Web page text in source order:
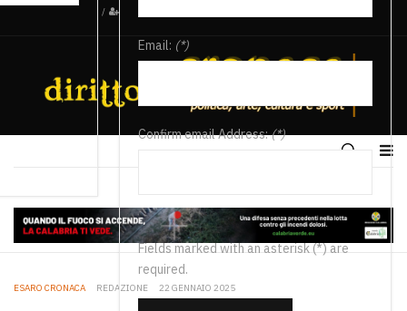
/
Email: (*)
Confirm email Address:(*)
Fields marked with an asterisk (*) are
required.
ESARO CRONACA REDAZIONE 22 GENNAIO 2025